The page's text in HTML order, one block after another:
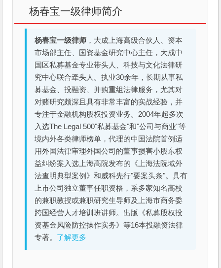
杨春宝一级律师简介
杨春宝一级律师 ，大成上海高级合伙人、资本
市场部主任、国资基金研究中心主任，大成中
国区私募基金专业带头人、科技与文化法律研
究中心联合牵头人。执业30余年，长期从事私
募基金、投融资、并购重组法律服务，尤其对
对赌研究颇深且具有非常丰富的实战经验，并
专注于金融机构股权投资业务。2004年起多次
入选The Legal 500"私募基金"和"公司与商业"等
境内外各类律师榜单，代理的中国法院首例适
用外国法律审理外国公司的董事损害小股东权
益纠纷案入选上海高院发布的《上海法院域外
法查明典型案例》和威科先行"要案头条"。具有
上市公司独立董事任职资格，系多家知名高校
的兼职教授或兼职研究生导师及上海市商务委
跨国经营人才培训班讲师。出版《私募股权投
资基金风险防控操作实务》等16本投融资法律
专著。 了解更多